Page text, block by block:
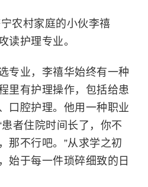
农村家庭的小伙李禧
读护理专业。
专业，李禧华始终有一种
里有护理操作，包括给患
口腔护理。他用一种职业
者住院时间长了，你不
那不行吧。”从求学之初
始于每一件琐碎细致的日